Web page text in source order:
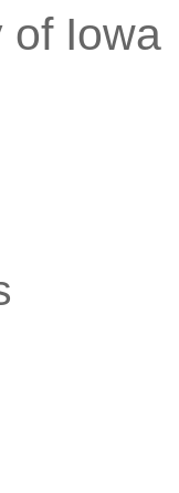
of Iowa